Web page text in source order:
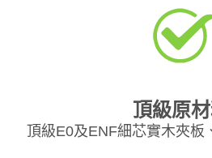
頂級原
頂級E0及ENF細芯實木夾板